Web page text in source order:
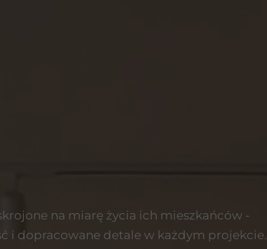
na miarę życia ich mieszkańców -
i dopracowane detale w każdym projekcie.